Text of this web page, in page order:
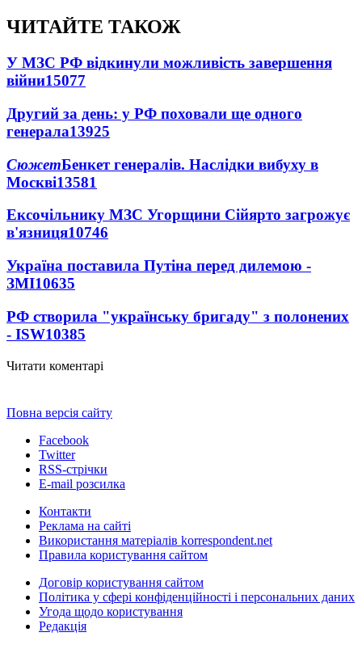
ЧИТАЙТЕ ТАКОЖ
У МЗС РФ відкинули можливість завершення
війни15077
Другий за день: у РФ поховали ще одного
генерала13925
СюжетБенкет генералів. Наслідки вибуху в
Москві13581
Ексочільнику МЗС Угорщини Сійярто загрожує
в'язниця10746
Україна поставила Путіна перед дилемою -
ЗМІ10635
РФ створила "українську бригаду" з полонених
- ISW10385
Читати коментарі
Повна версія сайту
Facebook
Twitter
RSS-стрічки
E-mail розсилка
Контакти
Реклама на сайті
Використання матеріалів korrespondent.net
Правила користування сайтом
Договір користування сайтом
Політика у сфері конфіденційності і персональних даних
Угода щодо користування
Редакція